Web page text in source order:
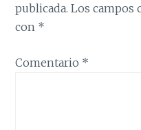
publicada. Los campos
con *
Comentario *